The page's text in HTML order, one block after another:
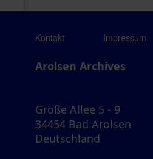
Kontakt Impressum
Arolsen Archives
Große Allee 5 - 9
34454 Bad Arolsen
Deutschland